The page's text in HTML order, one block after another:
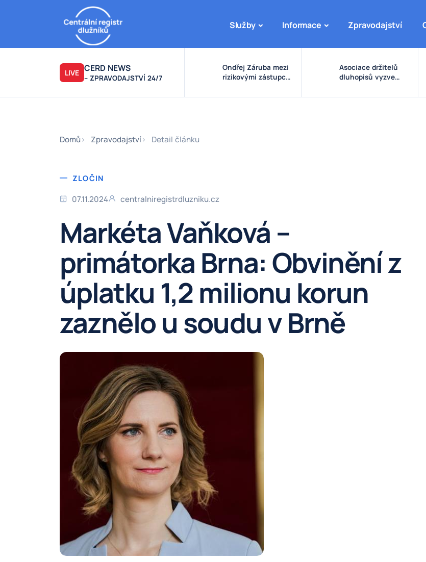
Služby Informace Zpravodajství
LIVE CERD NEWS
– ZPRAVODAJSTVÍ 24/7
Ondřej Záruba mezi
rizikovými zástupci:
kolem eDO, fondu
Asociace držitelů
dluhopisů vyzve
pravidel pro emise a
Domů Zpravodajství Detail článku
ZLOČIN
07.11.2024 centralniregistrdluzniku.cz
Markéta Vaňková –
primátorka Brna: Obvinění z
úplatku 1,2 milionu korun
zaznělo u soudu v Brně